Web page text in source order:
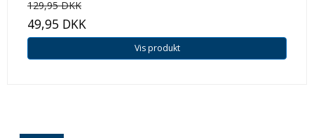
129,95 DKK
49,95 DKK
Vis produkt